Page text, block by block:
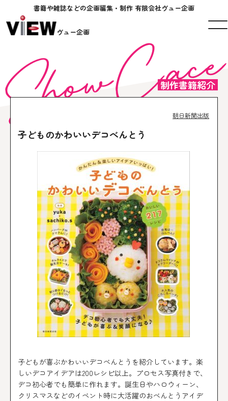
書籍や雑誌などの企画編集・制作 有限会社ヴュー企画
ヴュー企画
制作書籍紹介
朝日新聞出版
子どものかわいいデコべんとう
子どもが喜ぶかわいいデコべんとうを紹介しています。楽
しいデコアイデアは200レシピ以上。プロセス写真付きで、
デコ初心者でも簡単に作れます。誕生日やハロウィーン、
クリスマスなどのイベント時に大活躍のおべんとうアイデ